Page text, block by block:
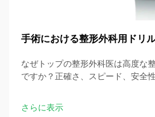
手術における整形外科用ドリ
なぜトップの整形外科医は高度な
ですか？正確さ、スピード、安全
ロードしてください。
さらに表示